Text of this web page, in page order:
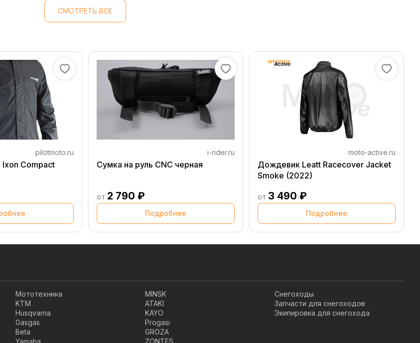
СМОТРЕТЬ ВСЕ
pilotmoto.ru
Compact
i-rider.ru
Сумка на руль CNC черная
от 2 790 ₽
Подробнее
moto-active.ru
Дождевик Leatt Racecover Jacket
Smoke (2022)
от 3 490 ₽
Подробнее
Мототехника
KTM
Husqvarna
Gasgas
Beta
Yamaha
MINSK
ATAKI
KAYO
Progasi
GROZA
ZONTES
Снегоходы
Запчасти для снегоходов
Экипировка для снегохода